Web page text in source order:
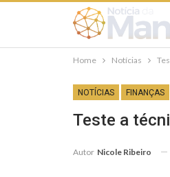
Home Notícias
NOTÍCIAS FINANÇAS
Teste a
Autor Nicole Ribeiro